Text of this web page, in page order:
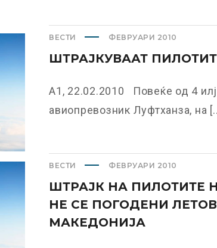
ВЕСТИ ФЕВРУАРИ 2010
ШТРАЈКУВААТ
А1, 22.02.2010 Повеќе од 4
авиопревозник Луфтханза, на
ВЕСТИ ФЕВРУАРИ 2010
ШТРАЈК НА ПИЛОТИТЕ
НЕ СЕ ПОГОДЕНИ
МАКЕДОНИЈА